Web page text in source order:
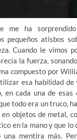
me ha
pequeños atisbos
Cuando le vimos
la fuerza,
compuesto por
esa habilidad de
en cada una de esas
todo era un truco,
en objetos de metal,
en la mano y que lo
una mentira más.